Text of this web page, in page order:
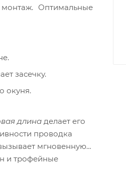
Оптимальные
засечку.
окуня.
длина делает его
проводка
мгновенную
и трофейные